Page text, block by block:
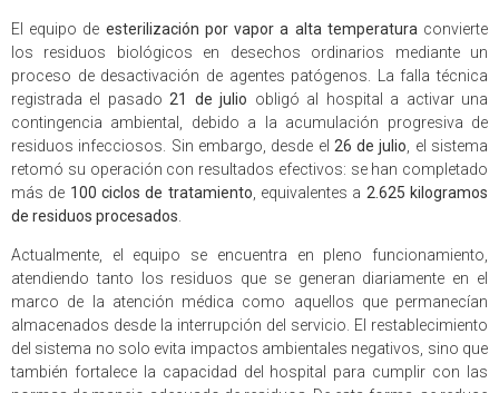
El equipo de esterilización por vapor a alta temperatura convierte
los residuos biológicos en desechos ordinarios mediante un
proceso de desactivación de agentes patógenos. La falla técnica
registrada el pasado 21 de julio obligó al hospital a activar una
contingencia ambiental, debido a la acumulación progresiva de
residuos infecciosos. Sin embargo, desde el 26 de julio , el sistema
retomó su operación con resultados efectivos: se han completado
más de 100 ciclos de tratamiento , equivalentes a 2.625 kilogramos
de residuos procesados
Actualmente, el equipo se encuentra en pleno funcionamiento,
atendiendo tanto los residuos que se generan diariamente en el
marco de la atención médica como aquellos que permanecían
almacenados desde la interrupción del servicio. El restablecimiento
del sistema no solo evita impactos ambientales negativos, sino que
también fortalece la capacidad del hospital para cumplir con las